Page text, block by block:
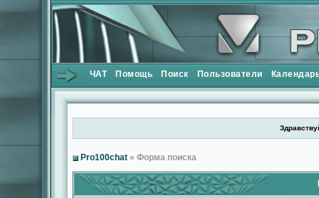
ЧАТ Помощь Поиск Пользователи
Pro100chat » Форма поиска